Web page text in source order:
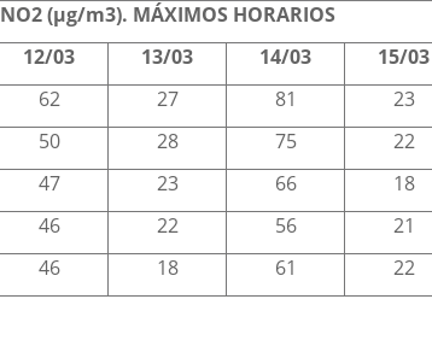
NO2 (µg/m3). MÁXIMOS HORARIOS
12/03 13/03 14/03 15/03
62 27 81 23
50 28 75 22
47 23 66 18
46 22 56 21
46 18 61 22